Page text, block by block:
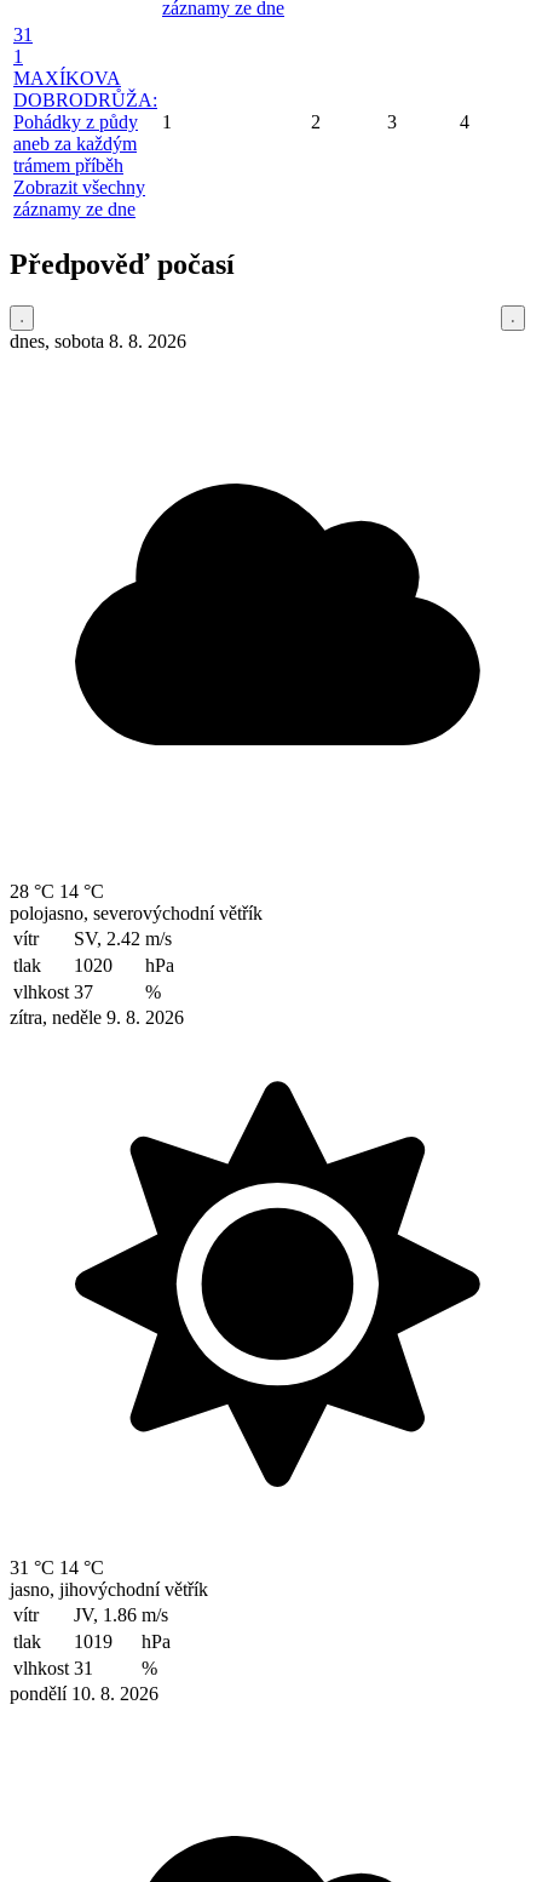
záznamy ze dne
31
1
MAXÍKOVA
DOBRODRŮŽA:
Pohádky z půdy
aneb za každým
trámem příběh
Zobrazit všechny
záznamy ze dne
1 2 3 4
Předpověď počasí
dnes, sobota 8. 8. 2026
28 °C 14 °C
polojasno, severovýchodní větřík
vítr
SV, 2.42 m/s
tlak
1020
hPa
vlhkost 37
%
zítra, neděle 9. 8. 2026
31 °C 14 °C
jasno, jihovýchodní větřík
vítr
JV, 1.86 m/s
tlak
1019
hPa
vlhkost 31
%
pondělí 10. 8. 2026